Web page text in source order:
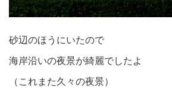
砂辺のほうにいたので
海岸沿いの夜景が綺麗でしたよ
（これまた久々の夜景）